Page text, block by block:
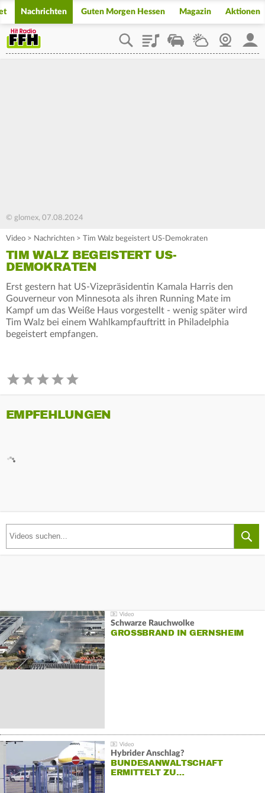
Nachrichten Guten Morgen Hessen Magazin Aktionen
PlaylistStaupilotWetterWebcam
© glomex, 07.08.2024
Video > Nachrichten > Tim Walz begeistert US-Demokraten
TIM WALZ BEGEISTERT US-
DEMOKRATEN
Erst gestern hat US-Vizepräsidentin Kamala Harris den
Gouverneur von Minnesota als ihren Running Mate im
Kampf um das Weiße Haus vorgestellt - wenig später wird
Tim Walz bei einem Wahlkampfauftritt in Philadelphia
begeistert empfangen.
EMPFEHLUNGEN
Schwarze Rauchwolke
GROSSBRAND IN GERNSHEIM
Hybrider Anschlag?
BUNDESANWALTSCHAFT
ERMITTELT ZU…